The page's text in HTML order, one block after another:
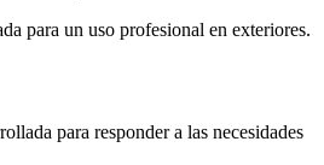
para un uso profesional en exteriores.
para responder a las necesidades